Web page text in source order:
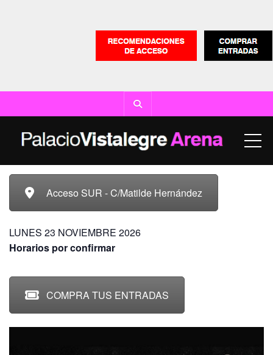
Acceso SUR - C/Matilde Hernández
LUNES 23 NOVIEMBRE 2026
Horarios por confirmar
COMPRA TUS ENTRADAS